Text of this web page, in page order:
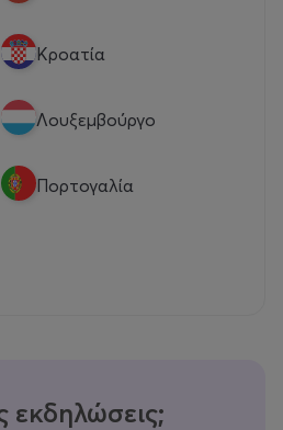
Κροατία
Λουξεμβούργο
Πορτογαλία
εκδηλώσεις;